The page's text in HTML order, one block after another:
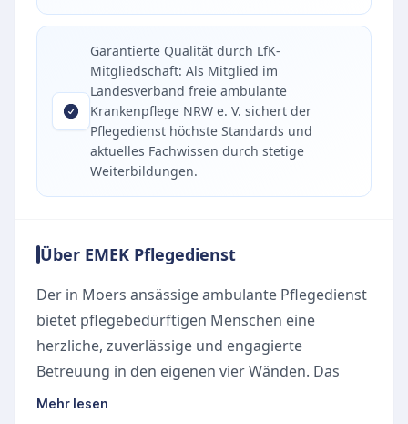
Garantierte Qualität durch LfK-
Mitgliedschaft: Als Mitglied im
Landesverband freie ambulante
Krankenpflege NRW e. V. sichert der
Pflegedienst höchste Standards und
aktuelles Fachwissen durch stetige
Weiterbildungen.
Über EMEK Pflegedienst
Der in Moers ansässige ambulante Pflegedienst
bietet pflegebedürftigen Menschen eine
herzliche, zuverlässige und engagierte
Betreuung in den eigenen vier Wänden. Das
erfahrene Team aus qualifizierten
Mehr lesen